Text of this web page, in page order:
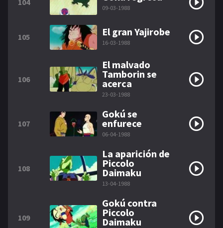
104
09-03-1988
105 El gran Yajirobe
16-03-1988
106
El malvado
Tamborin se
acerca
23-03-1988
107
Gokú se
enfurece
06-04-1988
108
La aparición de
Piccolo
Daimaku
13-04-1988
109
Gokú contra
Piccolo
Daimaku